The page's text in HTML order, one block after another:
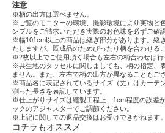
注意
※柄の出方は選べません。
※ご覧のモニターの環境、撮影環境により実物と
ンプルをご請求いただき実際のお色味を必ずご確
※幅101cm以上の商品は継ぎ部分があります。継
たしますが、既成品のためぴったり柄を合わせる
※2枚以上でご使用頂く場合も左右の柄合わせは行
※共生地のタッセルに関しましても、柄の指定、
ません。また、左右で柄の出方が異なることもご
※商品名に表記されているサイズ（丈）はカーテ
測った長さを表記しています。
※仕上がりサイズは縫製工程上、1cm程度の誤差
ックのアジャスターでご調節ください。
※上記に関しての返品交換はお受けできかねます。
コチラもオススメ